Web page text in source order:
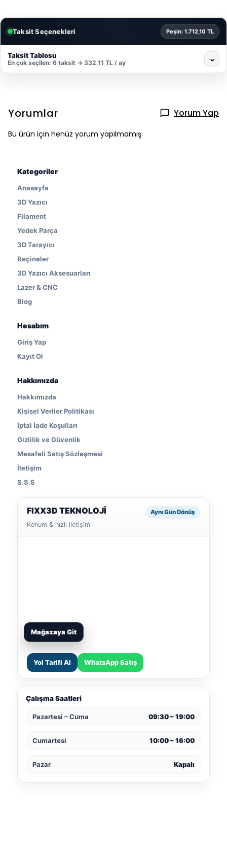
Taksit Seçenekleri Peşin: 1.712,10 TL
Taksit Tablosu
En çok seçilen: 6 taksit → 332,11 TL / ay ⌄
Yorumlar Yorum Yap
Bu ürün için henüz yorum yapılmamış.
Kategoriler
Anasayfa
3D Yazıcı
Filament
Yedek Parça
3D Tarayıcı
Reçineler
3D Yazıcı Aksesuarları
Lazer & CNC
Blog
Hesabım
Giriş Yap
Kayıt Ol
Hakkımızda
Hakkımızda
Kişisel Veriler Politikası
İptal İade Koşulları
Gizlilik ve Güvenlik
Mesafeli Satış Sözleşmesi
İletişim
S.S.S
FIXX3D TEKNOLOJİ
Konum & hızlı iletişim
Aynı Gün Dönüş
Mağazaya Git
Yol Tarifi Al WhatsApp Satış
Çalışma Saatleri
Pazartesi – Cuma 09:30 – 19:00
Cumartesi 10:00 – 16:00
Pazar Kapalı